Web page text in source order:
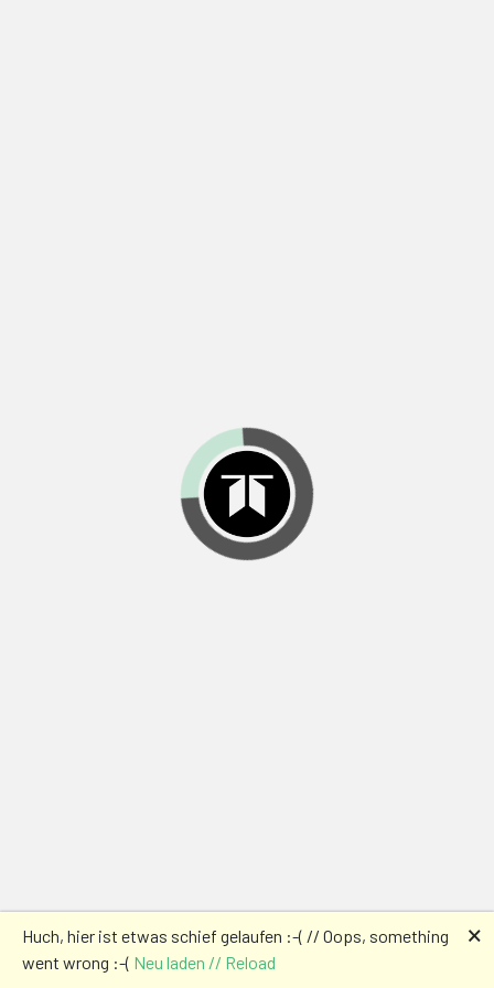
Huch, hier ist etwas schief gelaufen :-( // Oops, something
went wrong :-( Neu laden // Reload
🗙